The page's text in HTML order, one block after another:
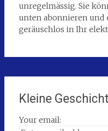
unregelmässig. Sie
unten abonnieren und
geräuschlos in Ihr
Kleine
Your email: